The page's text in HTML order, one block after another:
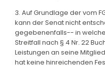
3. Auf Grundlage der vom
kann der Senat nicht
gegebenenfalls-- in
Streitfall nach § 4 Nr. 22
Leistungen an seine
hat keine hinreichenden